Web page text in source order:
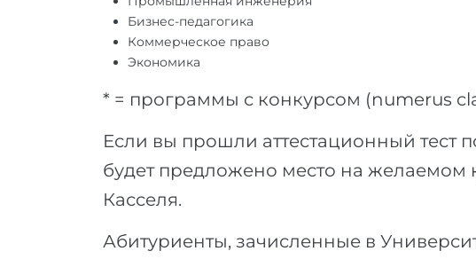
Бизнес-педагогика
Коммерческое право
Экономика
* = программы с конкурсом (numerus
Если вы прошли аттестационный тест
будет предложено место на желаемом
Касселя.
Абитуриенты, зачисленные в